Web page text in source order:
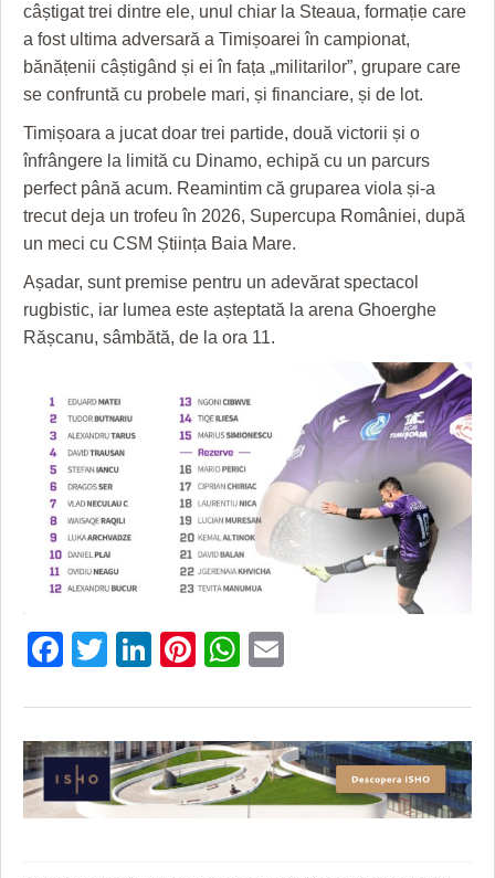
FILME DOCUMENTARE
CLIPURI VIDEO
DIVERSE
FARMACII DIN TIMIŞOARA
HARTA TIMIŞOAREI
LICEE, ŞCOLI ŞI GRĂDINIŢE DIN TIMIŞ
PRIMĂRIILE DIN TIMIŞ
SFATURI JURIDICE
câștigat trei dintre ele, unul chiar la Steaua, formație care
a fost ultima adversară a Timișoarei în campionat,
bănățenii câștigând și ei în fața „militarilor”, grupare care
se confruntă cu probele mari, și financiare, și de lot.
Timișoara a jucat doar trei partide, două victorii și o
înfrângere la limită cu Dinamo, echipă cu un parcurs
perfect până acum. Reamintim că gruparea viola și-a
trecut deja un trofeu în 2026, Supercupa României, după
un meci cu CSM Știința Baia Mare.
Așadar, sunt premise pentru un adevărat spectacol
rugbistic, iar lumea este așteptată la arena Ghoerghe
Rășcanu, sâmbătă, de la ora 11.
Facebook
Twitter
LinkedIn
Pinterest
WhatsApp